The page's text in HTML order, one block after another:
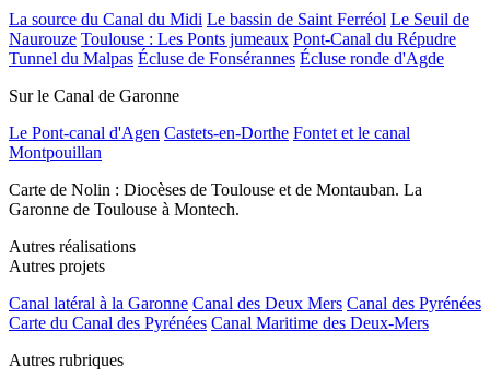
La source du Canal du Midi Le bassin de Saint Ferréol Le Seuil de
Naurouze Toulouse : Les Ponts jumeaux Pont-Canal du Répudre
Tunnel du Malpas Écluse de Fonsérannes Écluse ronde d'Agde
Sur le Canal de Garonne
Le Pont-canal d'Agen Castets-en-Dorthe Fontet et le canal
Montpouillan
Carte de Nolin : Diocèses de Toulouse et de Montauban. La
Garonne de Toulouse à Montech.
Autres réalisations
Autres projets
Canal latéral à la Garonne Canal des Deux Mers Canal des Pyrénées
Carte du Canal des Pyrénées Canal Maritime des Deux-Mers
Autres rubriques